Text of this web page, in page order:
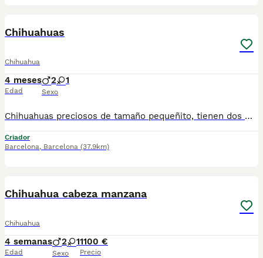
Chihuahuas
Chihuahua
4 meses
Edad
2 1
Sexo
Chihuahuas preciosos de tamaño pequeñito, tienen dos meses de edad, varios colores disponibles a elegir, se entregan en las mejores condiciones, muy bien cuidados, revisados por nuestro veterinario, vacunados, desparasitados, con cartilla veterinaria, microchip y garantía sanitaria por escrito vírica y genética, se pueden venir a ver sin compromiso cualquier día de la semana. Núcleo Zoológico: T-2500116
Criador
Barcelona, Barcelona (37.9km)
Chihuahua cabeza manzana
Chihuahua
4 semanas
Edad
2 1
Sexo
1100 €
Precio